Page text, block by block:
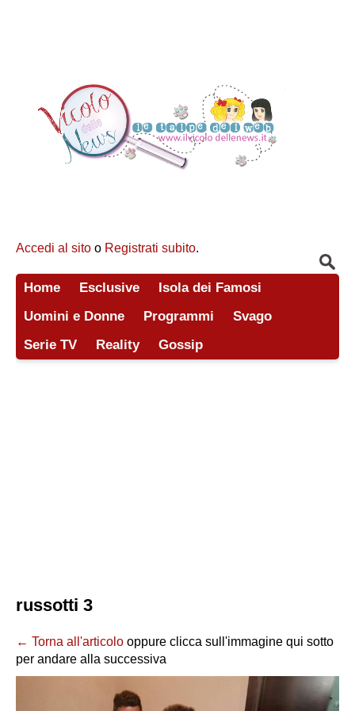
Accedi al sito o Registrati subito.
Home Esclusive
Isola dei Famosi
Uomini e Donne
Programmi
Svago
Serie TV
Reality Gossip
russotti 3
← Torna all'articolo oppure clicca sull'immagine qui sotto
per andare alla successiva